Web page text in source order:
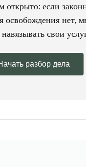
открыто: если
освобождения нет,
свои
разбор дела